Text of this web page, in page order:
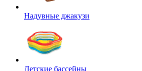
Надувные джакузи
Детские бассейны